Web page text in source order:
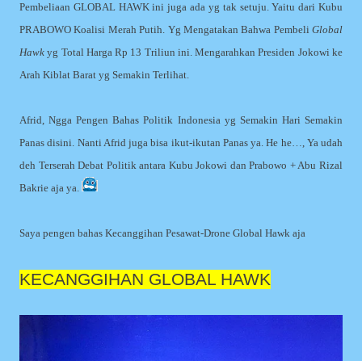
Pembeliaan GLOBAL HAWK ini juga ada yg tak setuju. Yaitu dari Kubu
PRABOWO Koalisi Merah Putih. Yg Mengatakan Bahwa Pembeli Global
Hawk yg Total Harga Rp 13 Triliun ini. Mengarahkan Presiden Jokowi ke
Arah Kiblat Barat yg Semakin Terlihat.
Afrid, Ngga Pengen Bahas Politik Indonesia yg Semakin Hari Semakin
Panas disini. Nanti Afrid juga bisa ikut-ikutan Panas ya. He he…, Ya udah
deh Terserah Debat Politik antara Kubu Jokowi dan Prabowo + Abu Rizal
Bakrie aja ya.
Saya pengen bahas Kecanggihan Pesawat-Drone Global Hawk aja
KECANGGIHAN GLOBAL HAWK